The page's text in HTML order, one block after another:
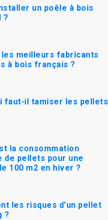
un poêle à bois
?
les meilleurs fabricants
à bois français ?
faut-il tamiser les pellets
la consommation
de pellets pour une
100 m2 en hiver ?
les risques d'un pellet
?